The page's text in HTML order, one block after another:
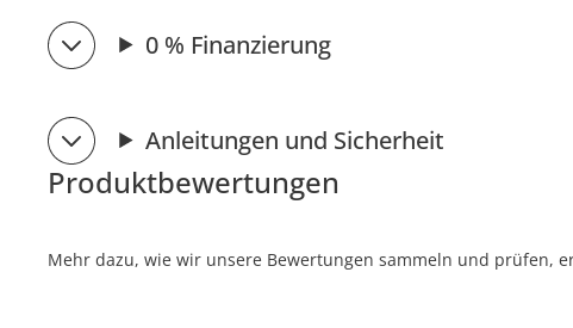
0 % Finanzierung
Anleitungen und Sicherheit
Produktbewertungen
Mehr dazu, wie wir unsere Bewertungen sammeln und prüfen,